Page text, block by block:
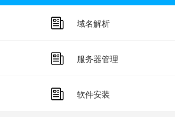
域名解析
服务器管理
软件安装